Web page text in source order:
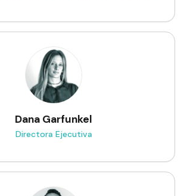
Dana Garfunkel
Directora Ejecutiva